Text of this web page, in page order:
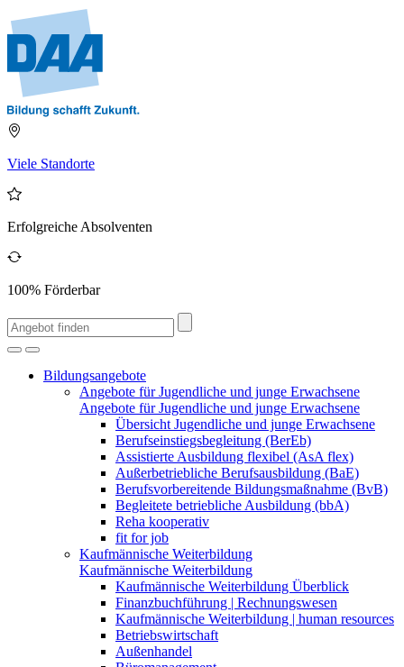
Viele Standorte
Erfolgreiche Absolventen
100% Förderbar
Bildungsangebote
Angebote für Jugendliche und junge Erwachsene
Angebote für Jugendliche und junge Erwachsene
Übersicht Jugendliche und junge Erwachsene
Berufseinstiegsbegleitung (BerEb)
Assistierte Ausbildung flexibel (AsA flex)
Außerbetriebliche Berufsausbildung (BaE)
Berufsvorbereitende Bildungsmaßnahme (BvB)
Begleitete betriebliche Ausbildung (bbA)
Reha kooperativ
fit for job
Kaufmännische Weiterbildung
Kaufmännische Weiterbildung
Kaufmännische Weiterbildung Überblick
Finanzbuchführung | Rechnungswesen
Kaufmännische Weiterbildung | human resources
Betriebswirtschaft
Außenhandel